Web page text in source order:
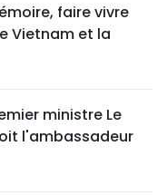
faire vivre
Vietnam et la
ministre Le
l'ambassadeur